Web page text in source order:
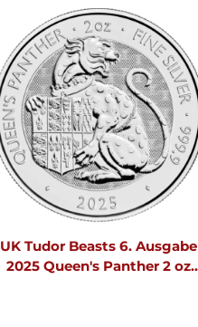
UK Tudor Beasts 6. Ausgabe
2025 Queen's Panther 2 oz